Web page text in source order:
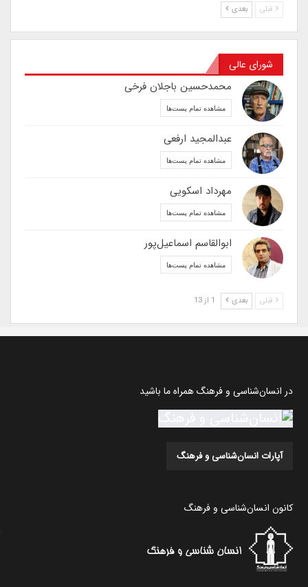
قبلی بعدی
شورای عالی
محمدحسین باجلان فرخی
مشاهده تمام پست‌ها
عبدالمجید ارفعی
مشاهده تمام پست‌ها
مهرداد اسکویی
مشاهده تمام پست‌ها
ابوالقاسم اسماعیل‌پور
مشاهده تمام پست‌ها
قبلی بعدی
در انسان‌شناسی و فرهنگ همراه ما باشید
آپارات انسان‌شناسی و فرهنگ
کانون انسان‌شناسی و فرهنگ